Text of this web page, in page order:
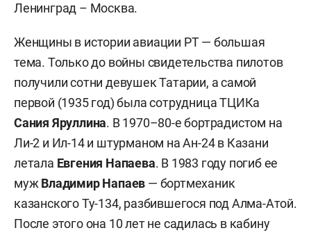
Ленинград – Москва.
Женщины в истории авиации РТ — большая
тема. Только до войны свидетельства пилотов
получили сотни девушек Татарии, а самой
первой (1935 год) была сотрудница ТЦИКа
Сания Яруллина. В 1970–80-е бортрадистом на
Ли-2 и Ил-14 и штурманом на Ан-24 в Казани
летала Евгения Напаева. В 1983 году погиб ее
мужВладимир Напаев — бортмеханик
казанского Ту-134, разбившегося под Алма-Атой.
После этого она 10 лет не садилась в кабину